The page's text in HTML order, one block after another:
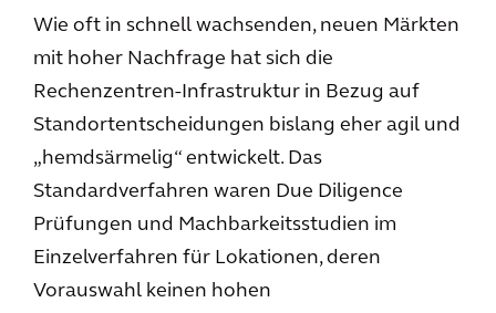
Wie oft in schnell wachsenden, neuen Märkten
mit hoher Nachfrage hat sich die
Rechenzentren-Infrastruktur in Bezug auf
Standortentscheidungen bislang eher agil und
„hemdsärmelig“ entwickelt. Das
Standardverfahren waren Due Diligence
Prüfungen und Machbarkeitsstudien im
Einzelverfahren für Lokationen, deren
Vorauswahl keinen hohen